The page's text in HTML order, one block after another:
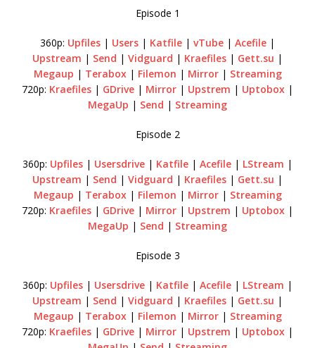
Episode 1
360p: Upfiles | Users | Katfile | vTube | Acefile |
Upstream | Send | Vidguard | Kraefiles | Gett.su |
Megaup | Terabox| Filemon | Mirror| Streaming
720p: Kraefiles | GDrive | Mirror | Upstrem | Uptobox |
MegaUp | Send | Streaming
Episode 2
360p: Upfiles | Usersdrive | Katfile | Acefile | LStream |
Upstream | Send | Vidguard | Kraefiles | Gett.su |
Megaup | Terabox| Filemon | Mirror| Streaming
720p: Kraefiles | GDrive | Mirror | Upstrem | Uptobox |
MegaUp | Send | Streaming
Episode 3
360p: Upfiles | Usersdrive | Katfile | Acefile | LStream |
Upstream | Send | Vidguard | Kraefiles | Gett.su |
Megaup | Terabox| Filemon | Mirror| Streaming
720p: Kraefiles | GDrive | Mirror | Upstrem | Uptobox |